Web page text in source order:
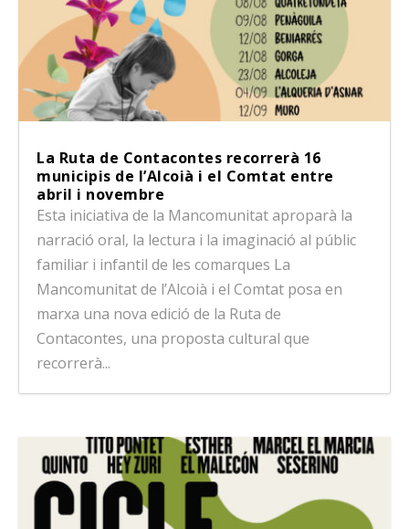
La Ruta de Contacontes recorrerà 16
municipis de l’Alcoià i el Comtat entre
abril i novembre
Esta iniciativa de la Mancomunitat aproparà la
narració oral, la lectura i la imaginació al públic
familiar i infantil de les comarques La
Mancomunitat de l’Alcoià i el Comtat posa en
marxa una nova edició de la Ruta de
Contacontes, una proposta cultural que
recorrerà...